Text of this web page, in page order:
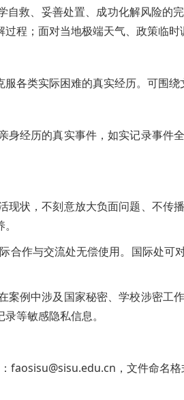
救、妥善处置、成功化解风险
程；面对当地极端天气、政策临
各类实际困难的真实经历。可围
经历的真实事件，如实记录事
状，不刻意放大负面问题、不
作与交流处无偿使用。国际处可
例中涉及国家秘密、学校涉密
等敏感隐私信息。
faosisu@sisu.edu.cn，文件命名